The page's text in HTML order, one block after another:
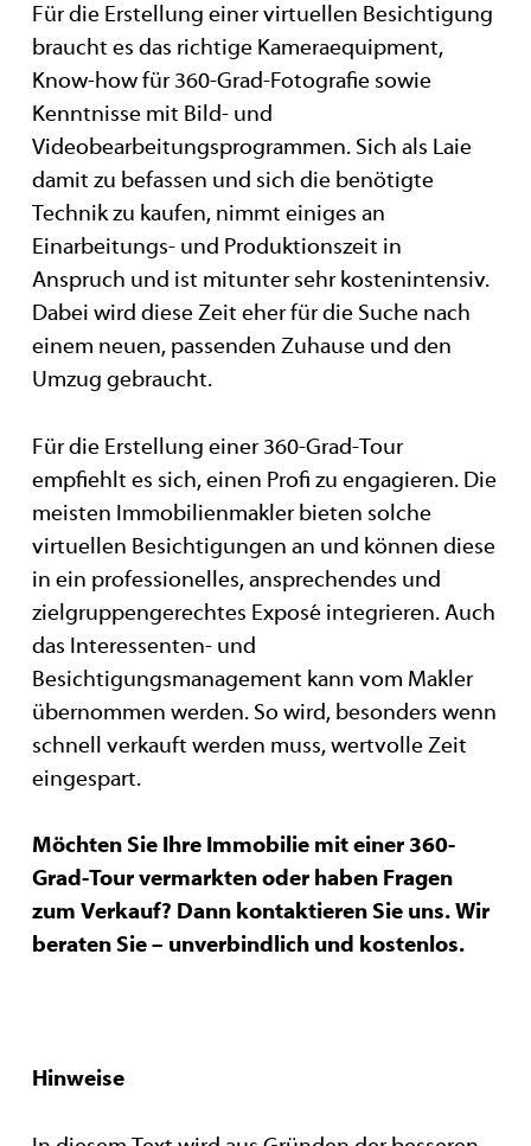
Für die Erstellung einer virtuellen Besichtigung
braucht es das richtige Kameraequipment,
Know-how für 360-Grad-Fotografie sowie
Kenntnisse mit Bild- und
Videobearbeitungsprogrammen. Sich als Laie
damit zu befassen und sich die benötigte
Technik zu kaufen, nimmt einiges an
Einarbeitungs- und Produktionszeit in
Anspruch und ist mitunter sehr kostenintensiv.
Dabei wird diese Zeit eher für die Suche nach
einem neuen, passenden Zuhause und den
Umzug gebraucht.
Für die Erstellung einer 360-Grad-Tour
empfiehlt es sich, einen Profi zu engagieren. Die
meisten Immobilienmakler bieten solche
virtuellen Besichtigungen an und können diese
in ein professionelles, ansprechendes und
zielgruppengerechtes Exposé integrieren. Auch
das Interessenten- und
Besichtigungsmanagement kann vom Makler
übernommen werden. So wird, besonders wenn
schnell verkauft werden muss, wertvolle Zeit
eingespart.
Möchten Sie Ihre Immobilie mit einer 360-
Grad-Tour vermarkten oder haben Fragen
zum Verkauf? Dann kontaktieren Sie uns. Wir
beraten Sie – unverbindlich und kostenlos.
Hinweise